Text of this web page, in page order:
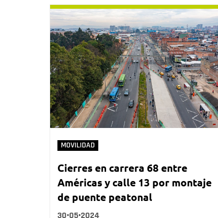
MOVILIDAD
Cierres en carrera 68 entre
Américas y calle 13 por montaje
de puente peatonal
30•05•2024